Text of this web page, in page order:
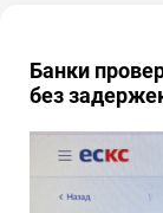
Банки
без